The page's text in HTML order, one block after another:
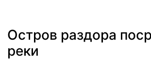
Остров раздора
реки